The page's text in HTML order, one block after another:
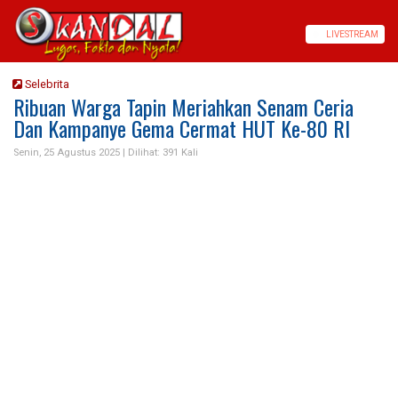
LIVESTREAM
Selebrita
Ribuan Warga Tapin Meriahkan Senam Ceria
Dan Kampanye Gema Cermat HUT Ke-80 RI
Senin, 25 Agustus 2025 | Dilihat: 391 Kali